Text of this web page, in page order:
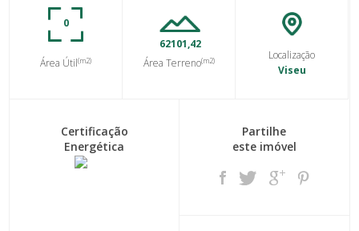
0
Área Útil(m2)
62101,42
Área Terreno(m2)
Localização
Viseu
Certificação
Energética
Partilhe
este imóvel